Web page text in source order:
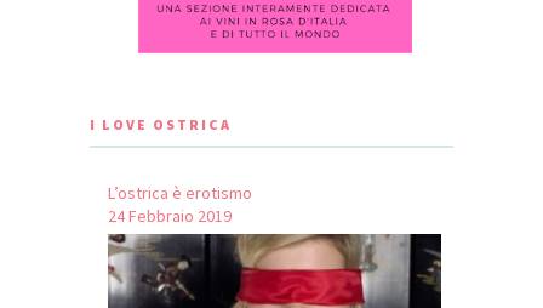
I LOVE OSTRICA
L’ostrica è erotismo
24 Febbraio 2019